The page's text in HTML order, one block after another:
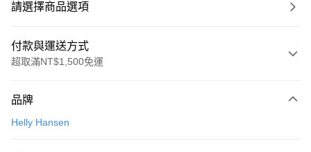
請選擇商品選項
付款與運送方式
超取滿NT$1,500免運
信用卡一次付款
品牌
Helly Hansen